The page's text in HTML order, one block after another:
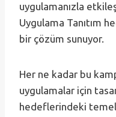
uygulamanızla
Uygulama Tanıtım
bir çözüm sunuyor.
Her ne kadar bu
uygulamalar için
hedeflerindeki temel